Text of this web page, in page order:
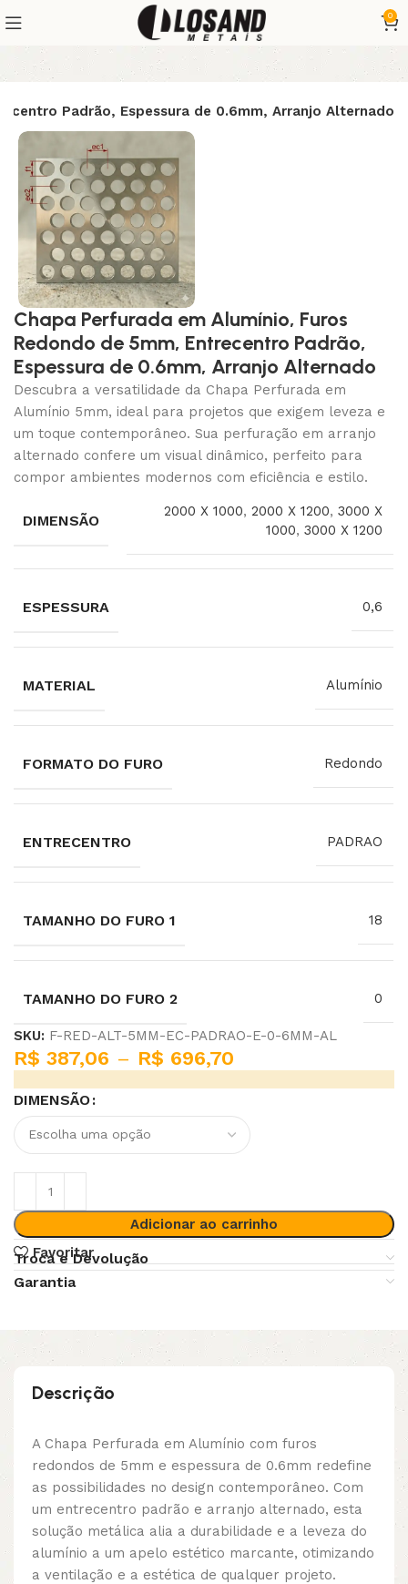
0
Padrão, Espessura de 0.6mm, Arranjo Alternado
Chapa Perfurada em Alumínio, Furos
Redondo de 5mm, Entrecentro Padrão,
Espessura de 0.6mm, Arranjo Alternado
Descubra a versatilidade da Chapa Perfurada em
Alumínio 5mm, ideal para projetos que exigem leveza e
um toque contemporâneo. Sua perfuração em arranjo
alternado confere um visual dinâmico, perfeito para
compor ambientes modernos com eficiência e estilo.
DIMENSÃO
2000 X 1000,2000 X 1200,3000 X
1000,3000 X 1200
ESPESSURA 0,6
MATERIAL Alumínio
FORMATO DO FURO Redondo
ENTRECENTRO PADRAO
TAMANHO DO FURO 1 18
TAMANHO DO FURO 2 0
SKU: F-RED-ALT-5MM-EC-PADRAO-E-0-6MM-AL
R$ 387,06 – R$ 696,70
DIMENSÃO
Adicionar ao carrinho
Favoritar
Troca e Devolução
Garantia
Descrição
A Chapa Perfurada em Alumínio com furos
redondos de 5mm e espessura de 0.6mm redefine
as possibilidades no design contemporâneo. Com
um entrecentro padrão e arranjo alternado, esta
solução metálica alia a durabilidade e a leveza do
alumínio a um apelo estético marcante, otimizando
a ventilação e a estética de qualquer projeto.